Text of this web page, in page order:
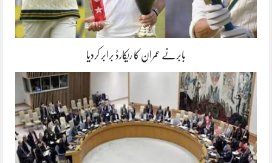
بابرنے عمران کا ریکارڈ برابر کردیا